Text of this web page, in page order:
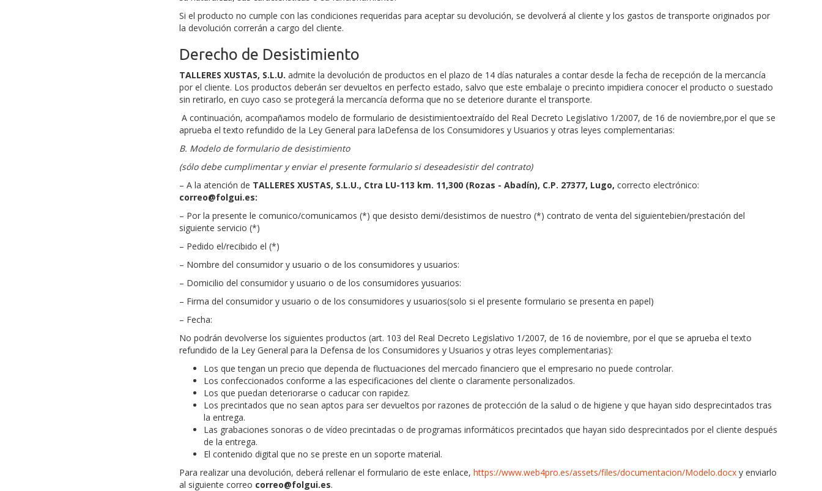
Si el producto no cumple con las condiciones requeridas para aceptar su devolución, se devolverá al cliente y los gastos de transporte originados por
la devolución correrán a cargo del cliente.
Derecho de Desistimiento
TALLERES XUSTAS, S.L.U. admite la devolución de productos en el plazo de 14 días naturales a contar desde la fecha de recepción de la mercancía
por el cliente. Los productos deberán ser devueltos en perfecto estado, salvo que este embalaje o precinto impidiera conocer el producto o suestado
sin retirarlo, en cuyo caso se protegerá la mercancía deforma que no se deteriore durante el transporte.
A continuación, acompañamos modelo de formulario de desistimientoextraído del Real Decreto Legislativo 1/2007, de 16 de noviembre,por el que se
aprueba el texto refundido de la Ley General para laDefensa de los Consumidores y Usuarios y otras leyes complementarias:
B. Modelo de formulario de desistimiento
(sólo debe cumplimentar y enviar el presente formulario si deseadesistir del contrato)
– A la atención de TALLERES XUSTAS, S.L.U., Ctra LU-113 km. 11,300 (Rozas - Abadín), C.P. 27377, Lugo, correcto electrónico:
correo@folgui.es:
– Por la presente le comunico/comunicamos (*) que desisto demi/desistimos de nuestro (*) contrato de venta del siguientebien/prestación del
siguiente servicio (*)
– Pedido el/recibido el (*)
– Nombre del consumidor y usuario o de los consumidores y usuarios:
– Domicilio del consumidor y usuario o de los consumidores yusuarios:
– Firma del consumidor y usuario o de los consumidores y usuarios(solo si el presente formulario se presenta en papel)
– Fecha:
No podrán devolverse los siguientes productos (art. 103 del Real Decreto Legislativo 1/2007, de 16 de noviembre, por el que se aprueba el texto
refundido de la Ley General para la Defensa de los Consumidores y Usuarios y otras leyes complementarias):
Los que tengan un precio que dependa de fluctuaciones del mercado financiero que el empresario no puede controlar.
Los confeccionados conforme a las especificaciones del cliente o claramente personalizados.
Los que puedan deteriorarse o caducar con rapidez.
Los precintados que no sean aptos para ser devueltos por razones de protección de la salud o de higiene y que hayan sido desprecintados tras
la entrega.
Las grabaciones sonoras o de vídeo precintadas o de programas informáticos precintados que hayan sido desprecintados por el cliente después
de la entrega.
El contenido digital que no se preste en un soporte material.
Para realizar una devolución, deberá rellenar el formulario de este enlace, https://www.web4pro.es/assets/files/documentacion/Modelo.docxy enviarlo
al siguiente correo correo@folgui.es.